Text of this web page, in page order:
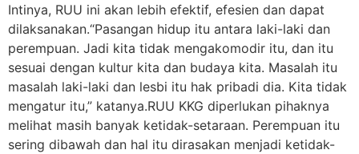
Intinya, RUU ini akan lebih efektif, efesien dan dapat
dilaksanakan.“Pasangan hidup itu antara laki-laki dan
perempuan. Jadi kita tidak mengakomodir itu, dan itu
sesuai dengan kultur kita dan budaya kita. Masalah itu
masalah laki-laki dan lesbi itu hak pribadi dia. Kita tidak
mengatur itu,” katanya.RUU KKG diperlukan pihaknya
melihat masih banyak ketidak-setaraan. Perempuan itu
sering dibawah dan hal itu dirasakan menjadi ketidak-